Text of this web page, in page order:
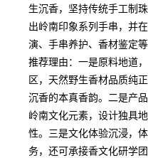
生沉香，坚持传统手工制
出岭南印象系列手串，并
演、手串养护、香材鉴定等
推荐理由：一是原料地道
区，天然野生香材品质纯
沉香的本真香韵。二是产
岭南文化元素，设计独具
性。三是文化体验沉浸，
务，还可承接香文化研学